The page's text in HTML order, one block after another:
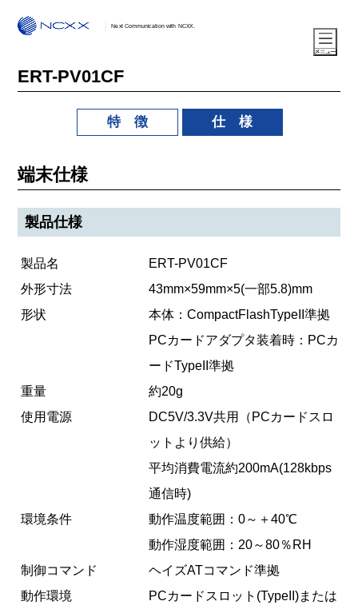
Next Communication with NCXX.
ERT-PV01CF
特 徴 仕 様
端末仕様
製品仕様
製品名
ERT-PV01CF
外形寸法
43mm×59mm×5(一部5.8)mm
形状
本体：CompactFlashTypeII準拠
PCカードアダプタ装着時：PCカ
ードTypeII準拠
重量
約20g
使用電源
DC5V/3.3V共用（PCカードスロ
ットより供給）
平均消費電流約200mA(128kbps
通信時)
環境条件
動作温度範囲：0～＋40℃
動作湿度範囲：20～80％RH
制御コマンド
ヘイズATコマンド準拠
動作環境
PCカードスロット(TypeII)または